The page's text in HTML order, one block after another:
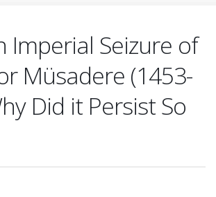
Imperial Seizure of
Müsadere (1453-
Did it Persist So